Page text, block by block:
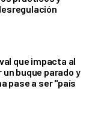
que impacta al
buque parado y
pase a ser "país